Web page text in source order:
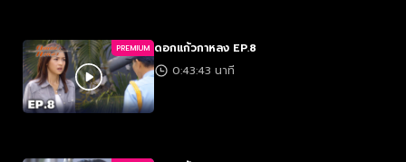
PREMIUM ดอกแก้วกาหลง EP.8
0:43:43 นาที